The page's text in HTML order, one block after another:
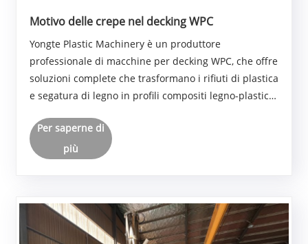
Motivo delle crepe nel decking WPC
Yongte Plastic Machinery è un produttore
professionale di macchine per decking WPC, che offre
soluzioni complete che trasformano i rifiuti di plastica
e segatura di legno in profili compositi legno-plastica
dimensionale e fornendo formulazioni e proces......
Per saperne di
più